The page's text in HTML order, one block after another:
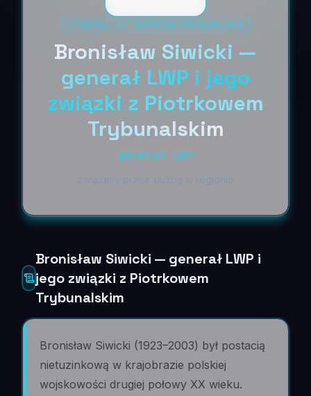
PROFIL // PIOTRKÓW TRYBUNALSKI
Bronisław Siwicki —
generał LWP i jego
związki z Piotrkowem
Trybunalskim
generał LWP
Bronisław Siwicki — generał LWP i
jego związki z Piotrkowem
Trybunalskim
Bronisław Siwicki (1923–2003) był postacią
nietuzinkową w krajobrazie polskiej
wojskowości drugiej połowy XX wieku.